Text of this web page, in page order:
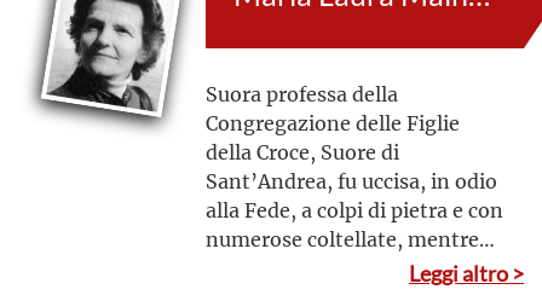
Suora professa della
Congregazione delle Figlie
della Croce, Suore di
Sant’Andrea, fu uccisa, in odio
alla Fede, a colpi di pietra e con
numerose coltellate, mentre
perdonava e pregava per leLeggi altro >